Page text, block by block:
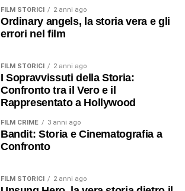
FILM STORICI 2 anni ago
Ordinary angels, la storia vera e gli
errori nel film
FILM STORICI 2 anni ago
I Sopravvissuti della Storia:
Confronto tra il Vero e il
Rappresentato a Hollywood
FILM CRIME 3 anni ago
Bandit: Storia e Cinematografia a
Confronto
FILM STORICI 2 anni ago